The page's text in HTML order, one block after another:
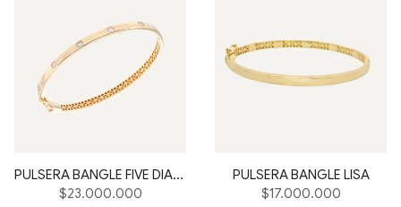
PULSERA BANGLE FIVE DIAMONDS
Precio
$23.000.000
PULSERA BANGLE LISA
Precio
$17.000.000